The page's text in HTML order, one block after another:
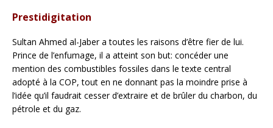
Prestidigitation
Sultan Ahmed al-Jaber a toutes les raisons d’être fier de lui.
Prince de l’enfumage, il a atteint son but: concéder une
mention des combustibles fossiles dans le texte central
adopté à la COP, tout en ne donnant pas la moindre prise à
l’idée qu’il faudrait cesser d’extraire et de brûler du charbon, du
pétrole et du gaz.